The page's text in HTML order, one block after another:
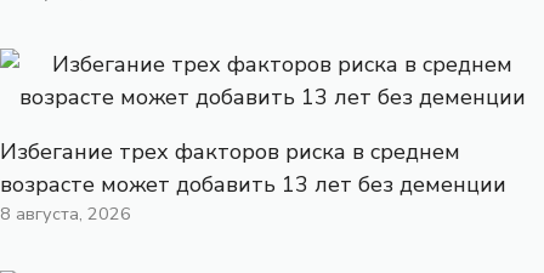
Избегание трех факторов риска в среднем
возрасте может добавить 13 лет без деменции
8 августа, 2026